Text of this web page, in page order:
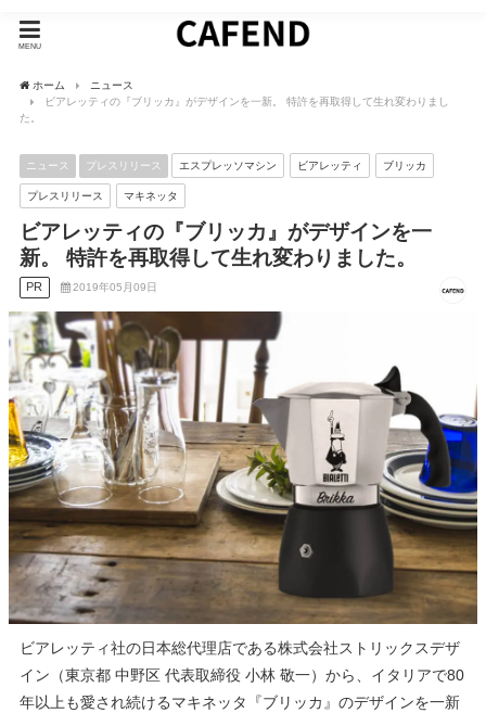
MENU
ホーム
ニュース
ビアレッティの『ブリッカ』がデザインを一新。 特許を再取得して生れ変わりまし
た。
ニュース プレスリリース エスプレッソマシン ビアレッティ ブリッカ
プレスリリース マキネッタ
ビアレッティの『ブリッカ』がデザインを一
新。 特許を再取得して生れ変わりました。
PR 2019年05月09日
ビアレッティ社の日本総代理店である株式会社ストリックスデザ
イン（東京都 中野区 代表取締役 小林 敬一）から、イタリアで80
年以上も愛され続けるマキネッタ『ブリッカ』のデザインを一新